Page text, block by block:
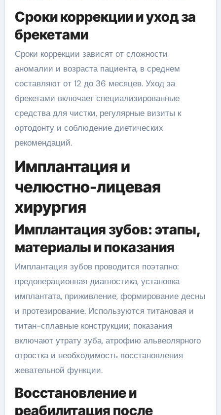
Сроки коррекции и уход за
брекетами
Сроки коррекции зависят от сложности
аномалии и возраста пациента, в среднем
составляют от 12 до 36 месяцев. Уход за
брекетами включает специализированные
средства для чистки, регулярные визиты к
ортодонту и соблюдение диетических
рекомендаций.
Имплантация и
челюстно-лицевая
хирургия
Имплантация зубов: этапы,
материалы и показания
Имплантация зубов проводится поэтапно:
предоперационная диагностика, установка
имплантата, приживление, формирование десны
и протезирование. Используются титановая и
титан-сплавные конструкции; показания
включают утрату зуба, атрофию альвеолярного
отростка и необходимость восстановления
жевательной функции.
Восстановление и
реабилитация после